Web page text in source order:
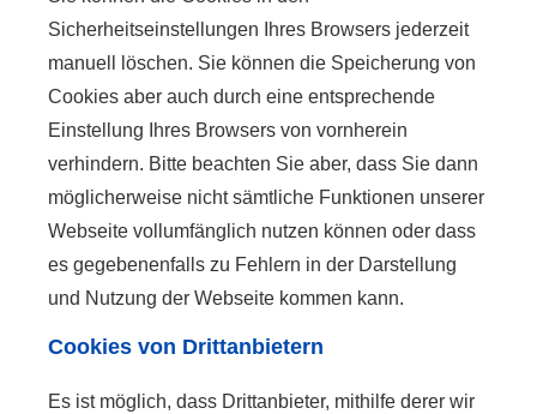
Sicherheitseinstellungen Ihres Browsers jederzeit
manuell löschen. Sie können die Speicherung von
Cookies aber auch durch eine entsprechende
Einstellung Ihres Browsers von vornherein
verhindern. Bitte beachten Sie aber, dass Sie dann
möglicherweise nicht sämtliche Funktionen unserer
Webseite vollumfänglich nutzen können oder dass
es gegebenenfalls zu Fehlern in der Darstellung
und Nutzung der Webseite kommen kann.
Cookies von Drittanbietern
Es ist möglich, dass Drittanbieter, mithilfe derer wir